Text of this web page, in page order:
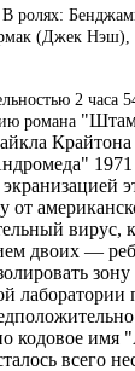
ролях:
(Джек Нэш),
2 часа
романа
Крайтона
1971
от
вирус,
двоих —
зону
лаборатории
кодовое имя
всего